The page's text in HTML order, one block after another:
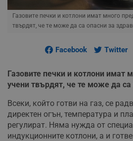
Газовите печки и котлони имат много
твърдят, че те може да са опасни за
Facebook Twitter
Газовите печки и котлони имат
учени твърдят, че те може да са
Всеки, който готви на газ, се
директен огън, температура и
регулират. Няма нужда от
индукционните котлони, а и